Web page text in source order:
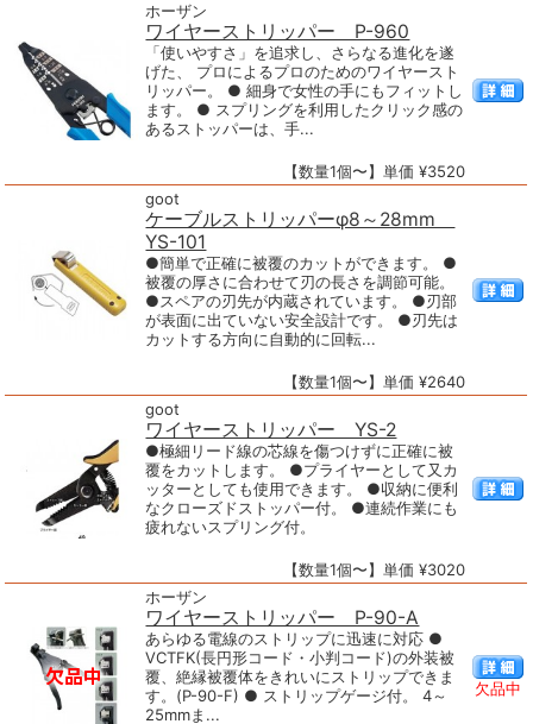
ホーザン
ワイヤーストリッパー P-960
「使いやすさ」を追求し、さらなる進化を遂
げた、 プロによるプロのためのワイヤースト
リッパー。 ● 細身で女性の手にもフィットし
ます。 ● スプリングを利用したクリック感の
あるストッパーは、手...
【数量1個〜】単価 ¥3520
goot
ケーブルストリッパーφ8～28mm
YS-101
●簡単で正確に被覆のカットができます。 ●
被覆の厚さに合わせて刃の長さを調節可能。
●スペアの刃先が内蔵されています。 ●刃部
が表面に出ていない安全設計です。 ●刃先は
カットする方向に自動的に回転...
【数量1個〜】単価 ¥2640
goot
ワイヤーストリッパー YS-2
●極細リード線の芯線を傷つけずに正確に被
覆をカットします。 ●プライヤーとして又カ
ッターとしても使用できます。 ●収納に便利
なクローズドストッパー付。 ●連続作業にも
疲れないスプリング付。
【数量1個〜】単価 ¥3020
ホーザン
ワイヤーストリッパー P-90-A
あらゆる電線のストリップに迅速に対応 ●
VCTFK(長円形コード・小判コード)の外装被
覆、絶縁被覆体をきれいにストリップできま
す。(P-90-F) ● ストリップゲージ付。 4～
25mmま...
欠品中